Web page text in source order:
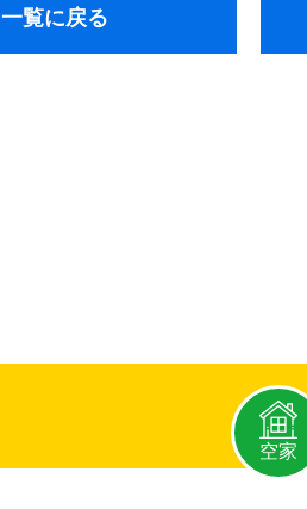
一覧に戻る
空家